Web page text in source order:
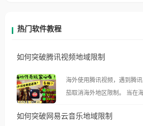
热门软件教程
如何突破腾讯视频地域限制
海外使用腾讯视频，遇到腾
茄取消海外地区限制。 当在海外打开腾讯视频，却突
示语。 海外用户如香港、澳门、台湾、美国、加拿
如何突破网易云音乐地域限制